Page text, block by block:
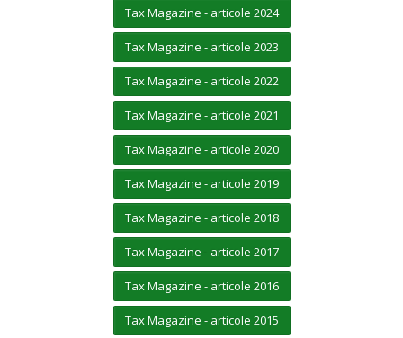
Tax Magazine - articole 2024
Tax Magazine - articole 2023
Tax Magazine - articole 2022
Tax Magazine - articole 2021
Tax Magazine - articole 2020
Tax Magazine - articole 2019
Tax Magazine - articole 2018
Tax Magazine - articole 2017
Tax Magazine - articole 2016
Tax Magazine - articole 2015